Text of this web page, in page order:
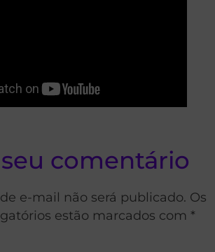
comentário
e-mail não será publicado. Os
estão marcados com *